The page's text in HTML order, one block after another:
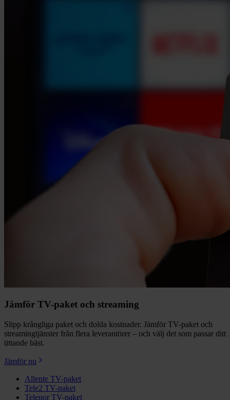
Jämför TV-paket och streaming
Slipp krångliga paket och dolda kostnader. Jämför TV-paket och
streamingtjänster från flera leverantörer – och välj det som passar ditt
tittande bäst.
Jämför nu
Allente TV-paket
Tele2 TV-paket
Telenor TV-paket